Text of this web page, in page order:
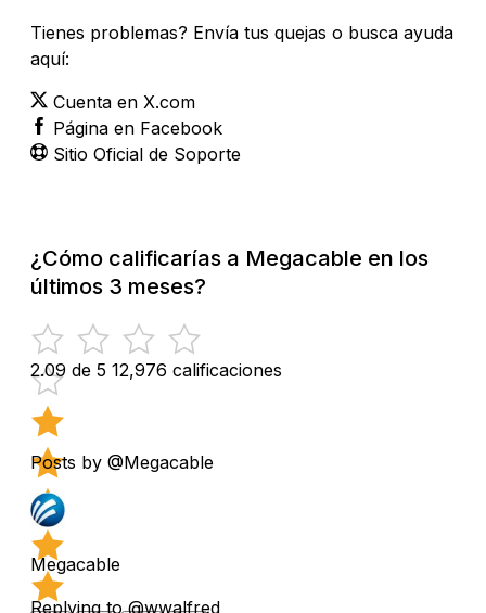
Tienes problemas? Envía tus quejas o busca ayuda
aquí:
Cuenta en X.com
Página en Facebook
Sitio Oficial de Soporte
¿Cómo calificarías a Megacable en los
últimos 3 meses?
2.09 de 5 12,976 calificaciones
Posts by @Megacable
Megacable
Replying to @wwalfred